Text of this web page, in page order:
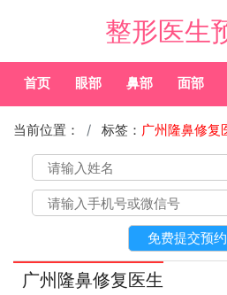
整形医生
首页 眼部 鼻部 面部
当前位置： 标签： 广州隆鼻修复
广州隆鼻修复医生